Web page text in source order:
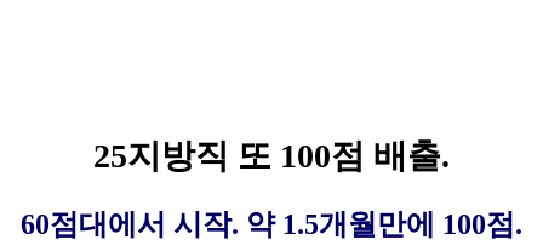
25지방직 또 100점 배출.
60점대에서 시작. 약 1.5개월만에 100점.